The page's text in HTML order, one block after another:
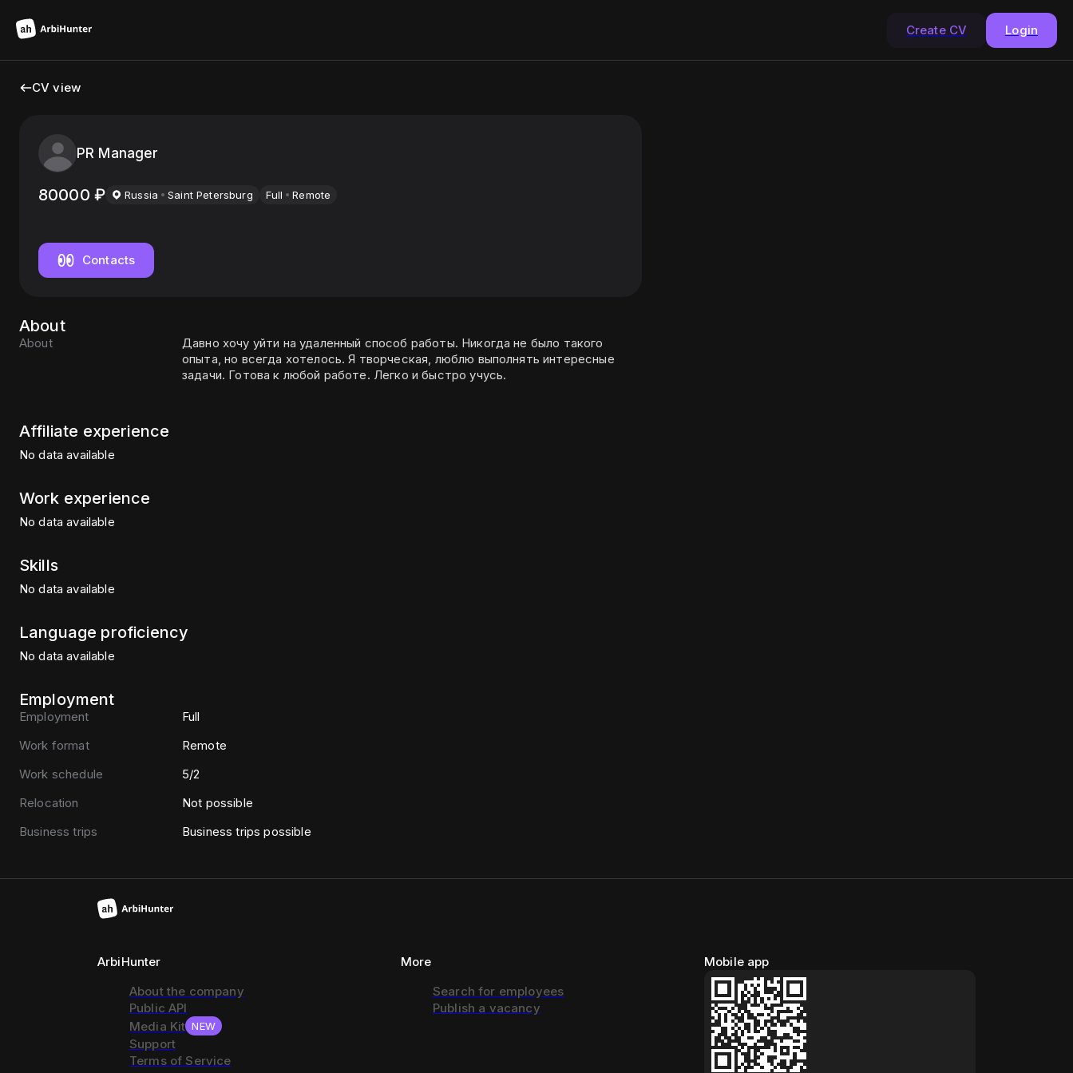
Create CV Login
CV view
PR Manager
80000 ₽ Russia Saint Petersburg Full Remote
Contacts
About
About
Давно хочу уйти на удаленный способ работы. Никогда не было такого
опыта, но всегда хотелось. Я творческая, люблю выполнять интересные
задачи. Готова к любой работе. Легко и быстро учусь.
Affiliate experience
No data available
Work experience
No data available
Skills
No data available
Language proficiency
No data available
Employment
Employment
Full
Work format
Remote
Work schedule
5/2
Relocation
Not possible
Business trips
Business trips possible
ArbiHunter
About the company
Public API
Media Kit NEW
Support
Terms of Service
More
Search for employees
Publish a vacancy
Mobile app